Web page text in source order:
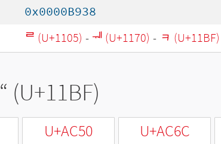
0x0000B938
ᄅ (U+1105) - ᅰ (U+1170) - ᆿ (U+11BF)
“ (U+11BF)
U+AC50 U+AC6C